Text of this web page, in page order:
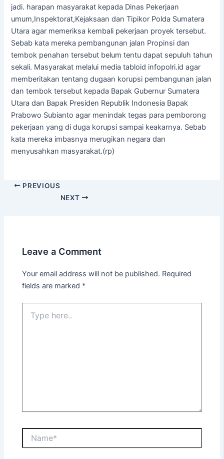
jadi. harapan masyarakat kepada Dinas Pekerjaan
umum,Inspektorat,Kejaksaan dan Tipikor Polda Sumatera
Utara agar memeriksa kembali pekerjaan proyek tersebut.
Sebab kata mereka pembangunan jalan Propinsi dan
tembok penahan tersebut belum tentu dapat sepuluh tahun
sekali. Masyarakat melalui media tabloid infopolri.id agar
memberitakan tentang dugaan korupsi pembangunan jalan
dan tembok tersebut kepada Bapak Gubernur Sumatera
Utara dan Bapak Presiden Republik Indonesia Bapak
Prabowo Subianto agar menindak tegas para pemborong
pekerjaan yang di duga korupsi sampai keakarnya. Sebab
kata mereka imbasnya merugikan negara dan
menyusahkan masyarakat.(rp)
PREVIOUS
NEXT
Leave a Comment
Your email address will not be published. Required
fields are marked *
here..